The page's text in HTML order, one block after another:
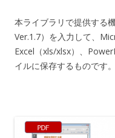
本ライブラリで提供する
Ver.1.7）を入力して、
Excel（xls/xlsx）、
イルに保存するものです。